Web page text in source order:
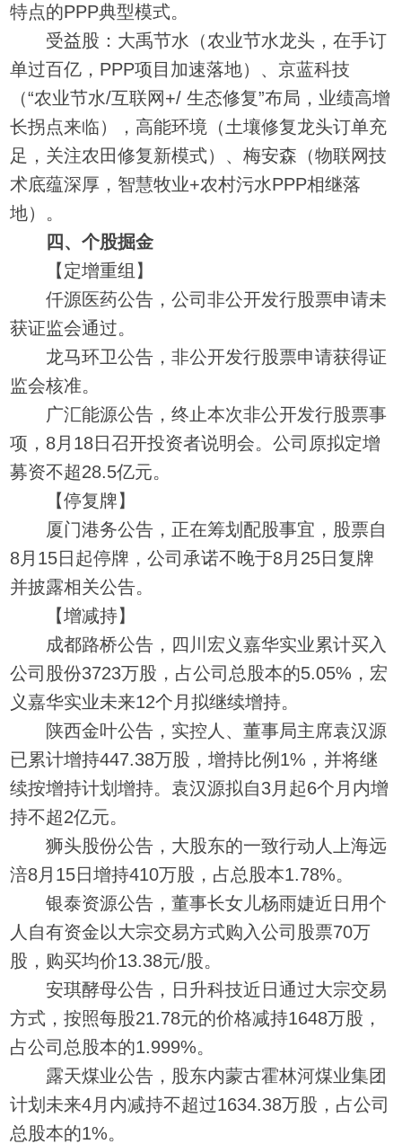
特点的PPP典型模式。
受益股：大禹节水（农业节水龙头，在手订
单过百亿，PPP项目加速落地）、京蓝科技
（“农业节水/互联网+/ 生态修复”布局，业绩高增
长拐点来临），高能环境（土壤修复龙头订单充
足，关注农田修复新模式）、梅安森（物联网技
术底蕴深厚，智慧牧业+农村污水PPP相继落
地）。
四、个股掘金
【定增重组】
仟源医药公告，公司非公开发行股票申请未
获证监会通过。
龙马环卫公告，非公开发行股票申请获得证
监会核准。
广汇能源公告，终止本次非公开发行股票事
项，8月18日召开投资者说明会。公司原拟定增
募资不超28.5亿元。
【停复牌】
厦门港务公告，正在筹划配股事宜，股票自
8月15日起停牌，公司承诺不晚于8月25日复牌
并披露相关公告。
【增减持】
成都路桥公告，四川宏义嘉华实业累计买入
公司股份3723万股，占公司总股本的5.05%，宏
义嘉华实业未来12个月拟继续增持。
陕西金叶公告，实控人、董事局主席袁汉源
已累计增持447.38万股，增持比例1%，并将继
续按增持计划增持。袁汉源拟自3月起6个月内增
持不超2亿元。
狮头股份公告，大股东的一致行动人上海远
涪8月15日增持410万股，占总股本1.78%。
银泰资源公告，董事长女儿杨雨婕近日用个
人自有资金以大宗交易方式购入公司股票70万
股，购买均价13.38元/股。
安琪酵母公告，日升科技近日通过大宗交易
方式，按照每股21.78元的价格减持1648万股，
占公司总股本的1.999%。
露天煤业公告，股东内蒙古霍林河煤业集团
计划未来4月内减持不超过1634.38万股，占公司
总股本的1%。